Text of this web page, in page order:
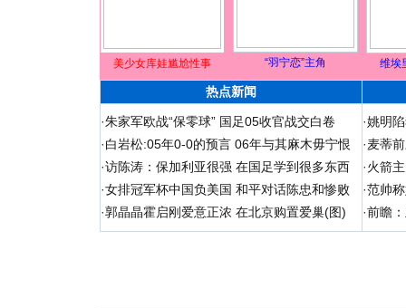
美少女库娃尴尬性事 “羽宁恋”主角 维埃
热点新闻
·朱家军欧战“保零球” 国足05收官战交白卷
·白岩松:05年0-0的预言 06年与其麻木毋宁恨
·访陈涛：保加利亚很强 在国足学到很多东西
·女排冠军杯中国负美国 和平对话陈忠和惨败
·郭晶晶霍启刚爱意正浓 在北京购置爱巢(图)
·姚明
·麦蒂
·火箭
·范帅
·前瞻